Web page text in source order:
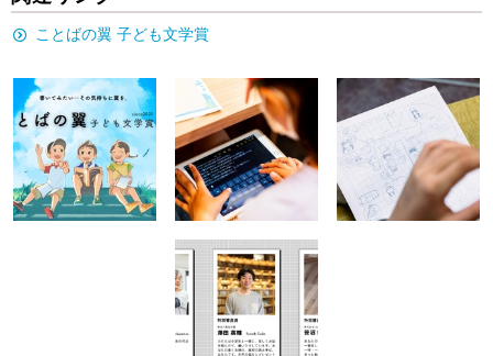
ことばの翼 子ども文学賞